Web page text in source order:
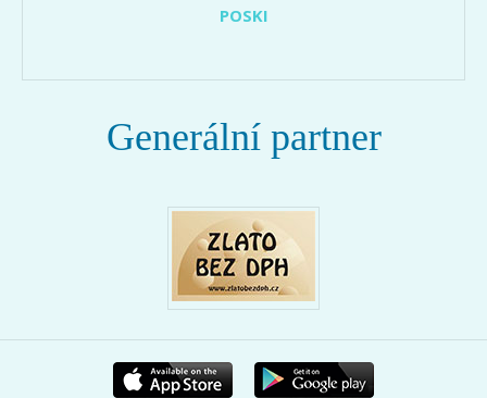
POSKI
Generální partner